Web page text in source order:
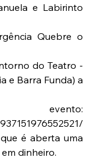
e Labirinto
Quebre o
do Teatro -
e Barra Funda) a
é aberta uma
dinheiro.